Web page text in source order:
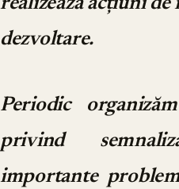
dezvoltare.
Periodic
privind
importante